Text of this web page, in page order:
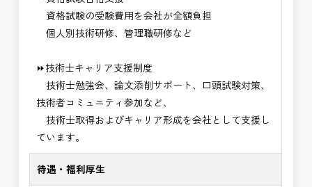
資格試験の受験費用を会社が全額負担
個人別技術研修、管理職研修など
⏩技術士キャリア支援制度
技術士勉強会、論文添削サポート、口頭試験対策、
技術者コミュニティ参加など、
技術士取得およびキャリア形成を会社として支援し
ています。
待遇・福利厚生